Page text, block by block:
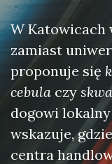
W Katowicach
zamiast
proponuje się
cebula czy
dogowi
wskazuje,
centra